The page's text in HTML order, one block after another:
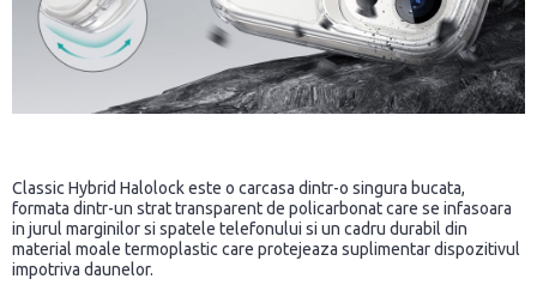
Classic Hybrid Halolock este o carcasa dintr-o singura bucata,
formata dintr-un strat transparent de policarbonat care se infasoara
in jurul marginilor si spatele telefonului si un cadru durabil din
material moale termoplastic care protejeaza suplimentar dispozitivul
impotriva daunelor.